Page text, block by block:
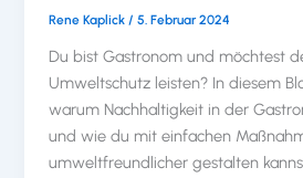
Rene Kaplick/5. Februar 2024
Du bist Gastronom und möchtest
Umweltschutz leisten? In diesem
warum Nachhaltigkeit in der
und wie du mit einfachen
umweltfreundlicher gestalten